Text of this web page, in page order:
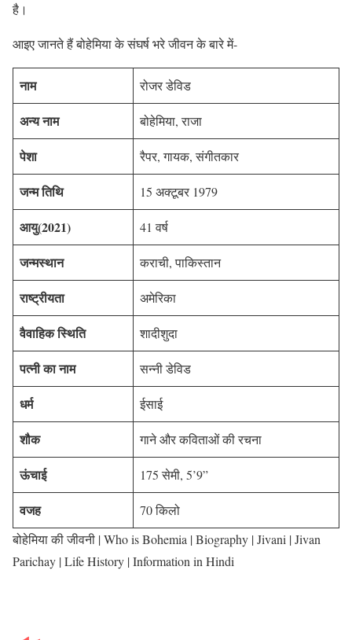
है।
आइए जानते हैं बोहेमिया के संघर्ष भरे जीवन के बारे में-
नाम रोजर डेविड
अन्य नाम बोहेमिया, राजा
पेशा रैपर, गायक, संगीतकार
जन्म तिथि 15 अक्टूबर 1979
आयु(2021) 41 वर्ष
जन्मस्थान कराची, पाकिस्तान
राष्ट्रीयता अमेरिका
वैवाहिक स्थिति शादीशुदा
पत्नी का नाम सन्नी डेविड
धर्म ईसाई
शौक गाने और कविताओं की रचना
ऊंचाई 175 सेमी, 5’9”
वजह
70 किलो
बोहेमिया की जीवनी | Who is Bohemia | Biography | Jivani | Jivan
Parichay | Life History | Information in Hindi